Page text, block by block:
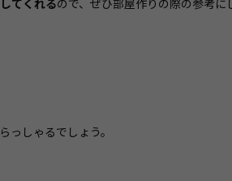
てくれるので、ぜひ部屋作りの際の参考に
しゃるでしょう。